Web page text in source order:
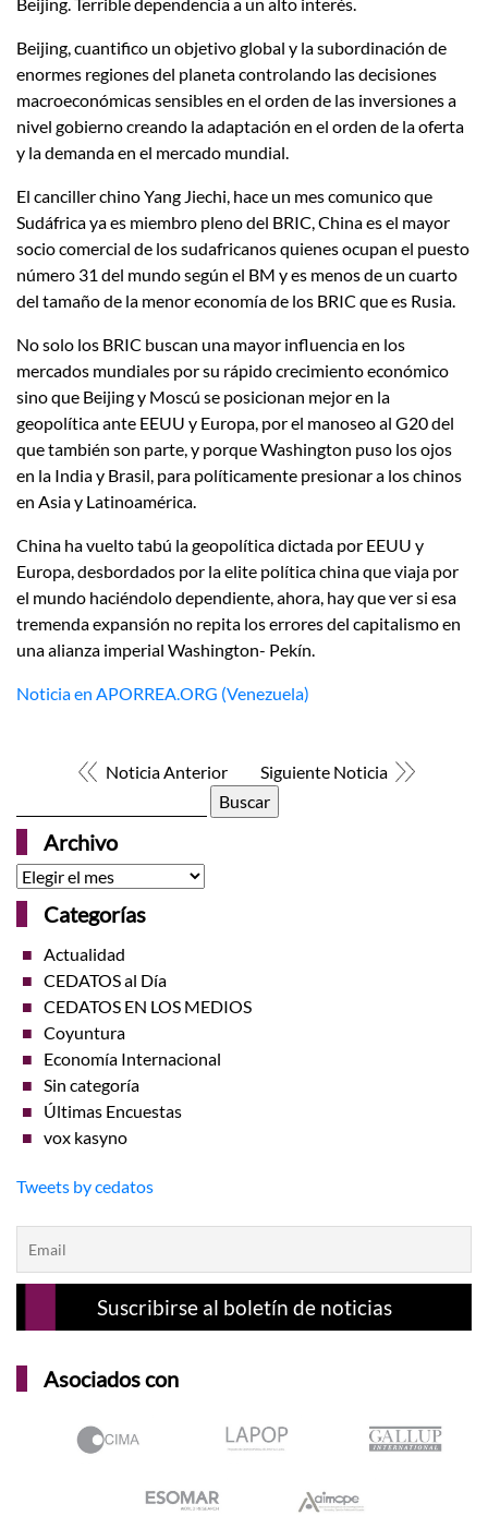
Beijing, cuantifico un objetivo global y la subordinación de
enormes regiones del planeta controlando las decisiones
macroeconómicas sensibles en el orden de las inversiones a
nivel gobierno creando la adaptación en el orden de la oferta
y la demanda en el mercado mundial.
El canciller chino Yang Jiechi, hace un mes comunico que
Sudáfrica ya es miembro pleno del BRIC, China es el mayor
socio comercial de los sudafricanos quienes ocupan el puesto
número 31 del mundo según el BM y es menos de un cuarto
del tamaño de la menor economía de los BRIC que es Rusia.
No solo los BRIC buscan una mayor influencia en los
mercados mundiales por su rápido crecimiento económico
sino que Beijing y Moscú se posicionan mejor en la
geopolítica ante EEUU y Europa, por el manoseo al G20 del
que también son parte, y porque Washington puso los ojos
en la India y Brasil, para políticamente presionar a los chinos
en Asia y Latinoamérica.
China ha vuelto tabú la geopolítica dictada por EEUU y
Europa, desbordados por la elite política china que viaja por
el mundo haciéndolo dependiente, ahora, hay que ver si esa
tremenda expansión no repita los errores del capitalismo en
una alianza imperial Washington- Pekín.
Noticia en APORREA.ORG (Venezuela)
Noticia Anterior
Siguiente Noticia
Archivo
Archivo
Categorías
Actualidad
CEDATOS al Día
CEDATOS EN LOS MEDIOS
Coyuntura
Economía Internacional
Sin categoría
Últimas Encuestas
vox kasyno
Tweets by cedatos
Asociados con